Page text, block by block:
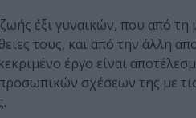
ζωής έξι γυναικών, που από τη
τους, και από την άλλη
έργο είναι
σχέσεων της µε